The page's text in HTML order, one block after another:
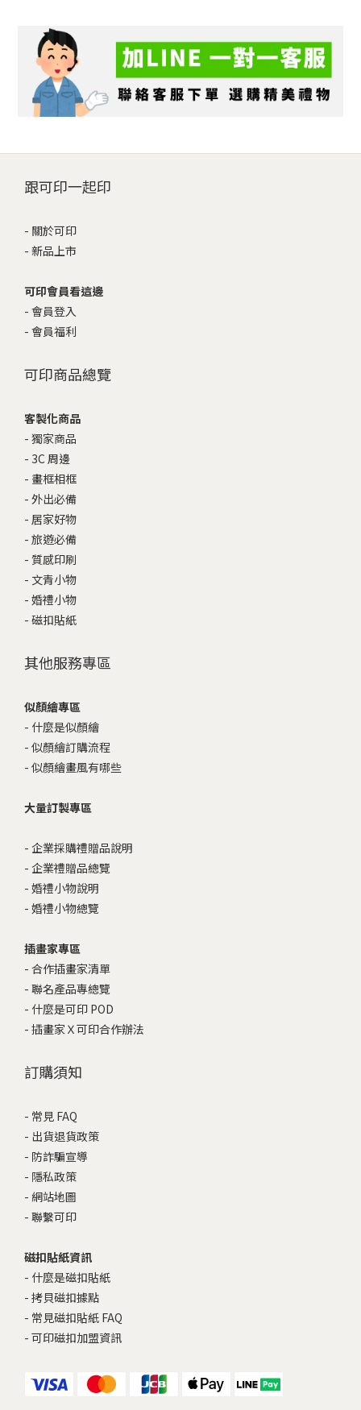
跟可印一起印
- 關於可印
- 新品上市
可印會員看這邊
- 會員登入
- 會員福利
可印商品總覽
客製化商品
- 獨家商品
- 3C 周邊
- 畫框相框
- 外出必備
- 居家好物
- 旅遊必備
- 質感印刷
- 文青小物
- 婚禮小物
- 磁扣貼紙
其他服務專區
似顏繪專區
- 什麼是似顏繪
- 似顏繪訂購流程
- 似顏繪畫風有哪些
大量訂製專區
- 企業採購禮贈品說明
- 企業禮贈品總覽
- 婚禮小物說明
- 婚禮小物總覽
插畫家專區
- 合作插畫家清單
- 聯名產品專總覽
- 什麼是可印 POD
- 插畫家Ｘ可印合作辦法
訂購須知
- 常見 FAQ
- 出貨退貨政策
- 防詐騙宣導
- 隱私政策
- 網站地圖
- 聯繫可印
磁扣貼紙資訊
- 什麼是磁扣貼紙
- 拷貝磁扣據點
- 常見磁扣貼紙 FAQ
- 可印磁扣加盟資訊